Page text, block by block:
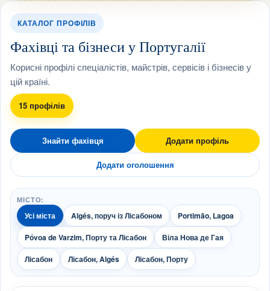
КАТАЛОГ ПРОФІЛІВ
Фахівці та бізнеси у Португалії
Корисні профілі спеціалістів, майстрів, сервісів і бізнесів у
цій країні.
15 профілів
Знайти фахівця Додати профіль
Додати оголошення
МІСТО:
Усі міста Algés, поруч із Лісабоном
Portimão, Lagoa
Póvoa de Varzim, Порту та Лісабон
Віла Нова де Гая
Лісабон
Лісабон, Algés Лісабон, Порту